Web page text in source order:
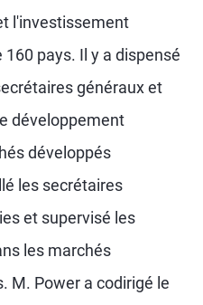
l'investissement
pays. Il y a dispensé
généraux et
développement
développés
les secrétaires
et supervisé les
les marchés
M. Power a codirigé le